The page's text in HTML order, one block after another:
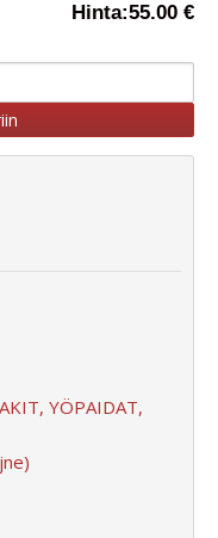
Hinta:55.00 €
YÖPAIDAT,